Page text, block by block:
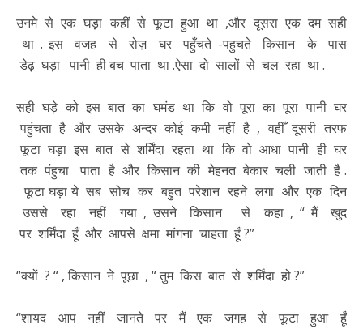
उनमे से एक घड़ा कहीं से फूटा हुआ था ,और दूसरा एक दम सही
था . इस वजह से रोज़ घर पहुँचते -पहुचते किसान के पास
डेढ़ घड़ा पानी ही बच पाता था .ऐसा दो सालों से चल रहा था .
सही घड़े को इस बात का घमंड था कि वो पूरा का पूरा पानी घर
पहुंचता है और उसके अन्दर कोई कमी नहीं है , वहीँ दूसरी तरफ
फूटा घड़ा इस बात से शर्मिंदा रहता था कि वो आधा पानी ही घर
तक पंहुचा पाता है और किसान की मेहनत बेकार चली जाती है .
फूटा घड़ा ये सब सोच कर बहुत परेशान रहने लगा और एक दिन
उससे रहा नहीं गया , उसने किसान से कहा , “ मैं खुद
पर शर्मिंदा हूँ और आपसे क्षमा मांगना चाहता हूँ ?”
“क्यों ? “ , किसान ने पूछा , “ तुम किस बात से शर्मिंदा हो ?”
“शायद आप नहीं जानते पर मैं एक जगह से फूटा हुआ हूँ